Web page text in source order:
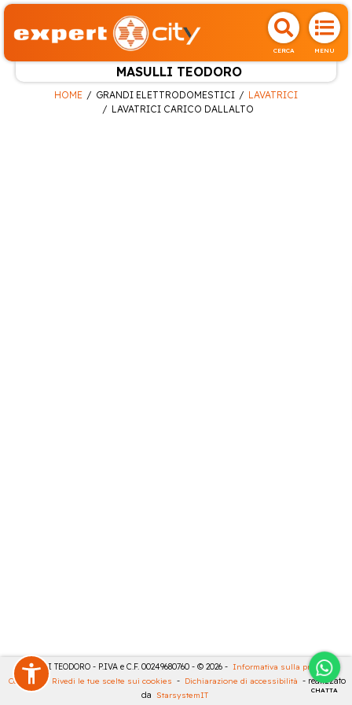
CERCA MENU
MASULLI TEODORO
CHATTA
HOME GRANDI ELETTRODOMESTICI
LAVATRICI
LAVATRICI CARICO DALLALTO
MASULLI TEODORO - P.IVA e C.F. 00249680760 - © 2026 - Informativa sulla privacy -
Cookies
- Rivedi le tue scelte sui cookies - Dichiarazione di accessibilità - realizzato
da StarsystemIT